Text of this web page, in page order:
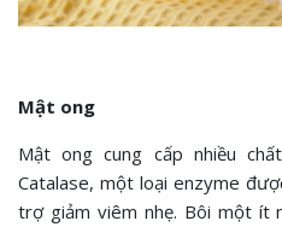
Mật ong
Mật ong cung cấp nhiều
Catalase, một loại enzyme
trợ giảm viêm nhẹ. Bôi một ít